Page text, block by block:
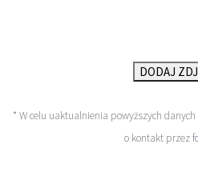
DODAJ
* W celu uaktualnienia powyższych
o kontakt przez